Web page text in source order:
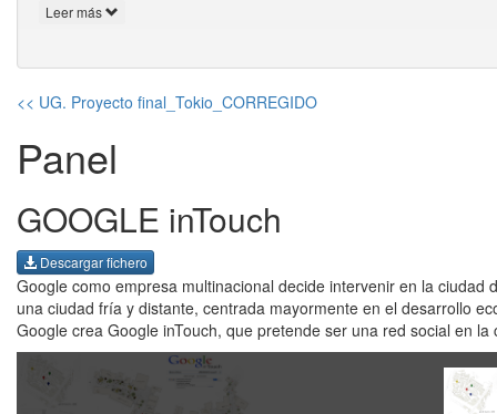
Leer más
<< UG. Proyecto final_Tokio_CORREGIDO
Panel
GOOGLE inTouch
Descargar fichero
Google como empresa multinacional decide intervenir en la
una ciudad fría y distante, centrada mayormente en el desarrollo
Google crea Google inTouch, que pretende ser una red social en la